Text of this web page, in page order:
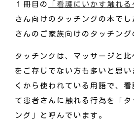
１冊目の 「看護にいかす触れる
さん向けのタッチングの本で
さんのご家族向けのタッチング
タッチングは、マッサージと比
をご存じでない方も多いと思
くから使われている用語で、看
て患者さんに触れる行為を「タ
ング」と呼んでいます。